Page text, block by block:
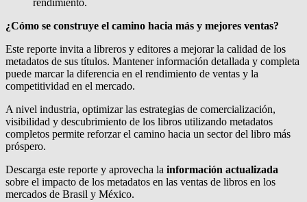
rendimiento.
¿Cómo se construye el camino hacia más y mejores ventas?
Este reporte invita a libreros y editores a mejorar la calidad de los
metadatos de sus títulos. Mantener información detallada y completa
puede marcar la diferencia en el rendimiento de ventas y la
competitividad en el mercado.
A nivel industria, optimizar las estrategias de comercialización,
visibilidad y descubrimiento de los libros utilizando metadatos
completos permite reforzar el camino hacia un sector del libro más
próspero.
Descarga este reporte y aprovecha la información actualizada
sobre el impacto de los metadatos en las ventas de libros en los
mercados de Brasil y México.